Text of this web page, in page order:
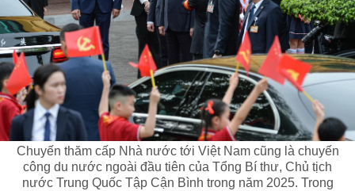
Chuyến thăm cấp Nhà nước tới Việt Nam cũng là chuyến
công du nước ngoài đầu tiên của Tổng Bí thư, Chủ tịch
nước Trung Quốc Tập Cận Bình trong năm 2025. Trong